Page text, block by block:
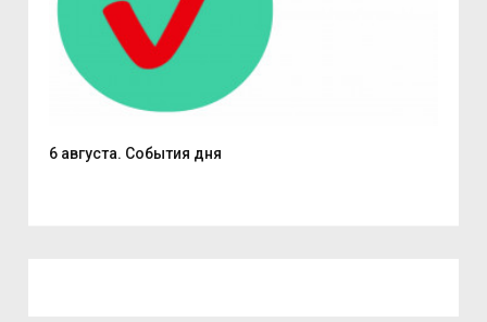
6 августа. События дня